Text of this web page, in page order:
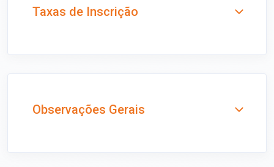
Taxas de Inscrição
Observações Gerais